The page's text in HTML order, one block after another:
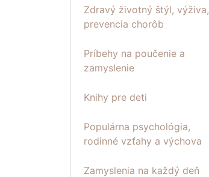
Zdravý životný štýl, výživa,
prevencia chorôb
Príbehy na poučenie a
zamyslenie
Knihy pre deti
Populárna psychológia,
rodinné vzťahy a výchova
Zamyslenia na každý deň